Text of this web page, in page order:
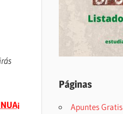
Páginas
Apuntes Gratis